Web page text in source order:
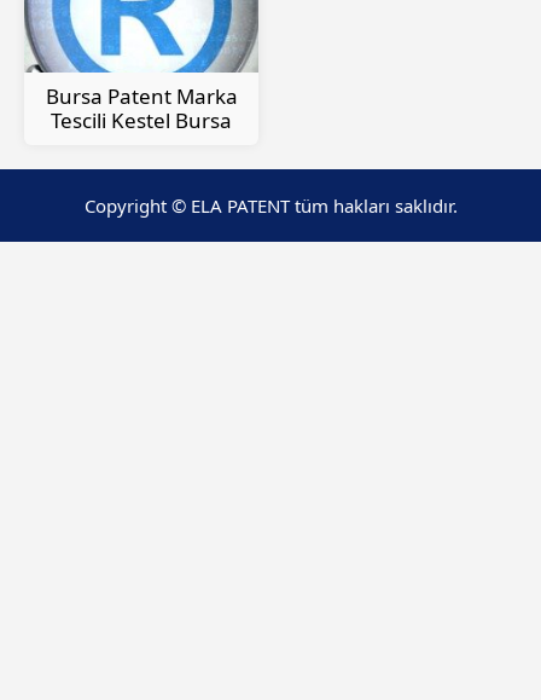
Bursa Patent Marka
Tescili Kestel Bursa
Copyright © ELA PATENT tüm hakları saklıdır.